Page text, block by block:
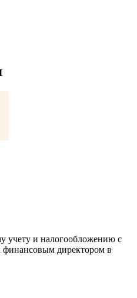
учету и налогообложению с
финансовым директором в